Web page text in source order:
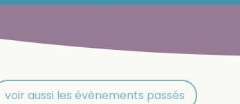
voir aussi les évènements passés